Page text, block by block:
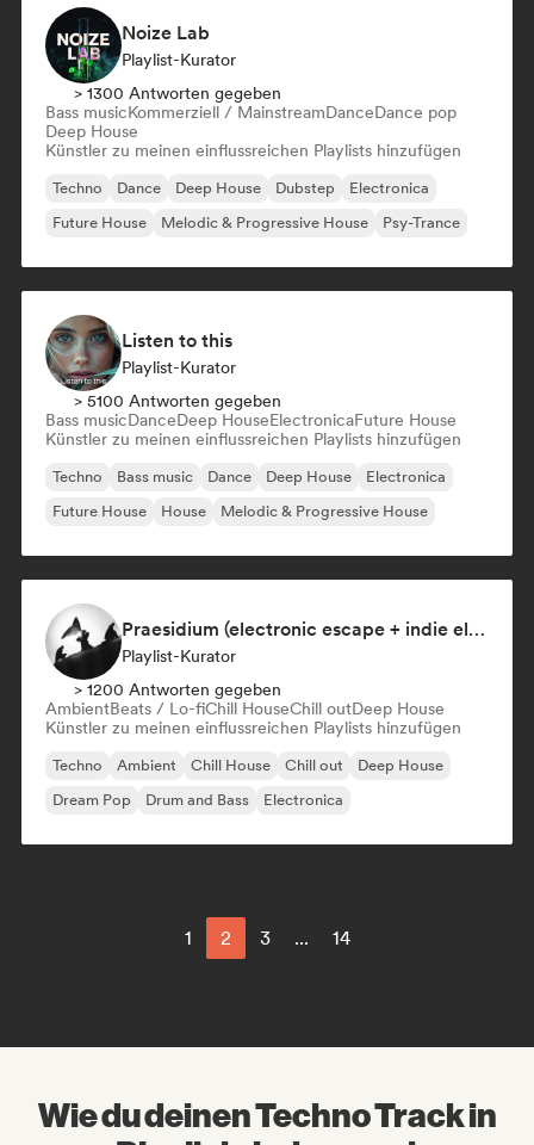
Noize Lab
Playlist-Kurator
> 1300 Antworten gegeben
Bass musicKommerziell / MainstreamDanceDance pop
Deep House
Künstler zu meinen einflussreichen Playlists hinzufügen
Techno Dance Deep House Dubstep
Electronica
Future House
Melodic & Progressive House Psy-Trance
Listen to this
Playlist-Kurator
> 5100 Antworten gegeben
Bass musicDanceDeep HouseElectronicaFuture House
Künstler zu meinen einflussreichen Playlists hinzufügen
Techno Bass music Dance Deep House
Electronica
Future House
House Melodic & Progressive House
Praesidium (electronic escape + indie electronic + sad songs for doomers)
Playlist-Kurator
> 1200 Antworten gegeben
AmbientBeats / Lo-fiChill HouseChill outDeep House
Künstler zu meinen einflussreichen Playlists hinzufügen
Techno Ambient Chill House Chill out
Deep House
Dream Pop
Drum and Bass Electronica
1 2 3 ... 14
Wie du deinen Techno Track in